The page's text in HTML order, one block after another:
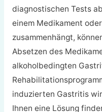
diagnostischen Tests
einem Medikament
zusammenhängt,
Absetzen des
alkoholbedingten
induzierten Gastritis
Ihnen eine Lösung